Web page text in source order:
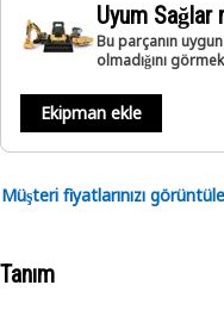
Uyum Sağlar
Bu parçanın
olmadığını
Ekipman ekle
Müşteri fiyatlarınızı
Tanım